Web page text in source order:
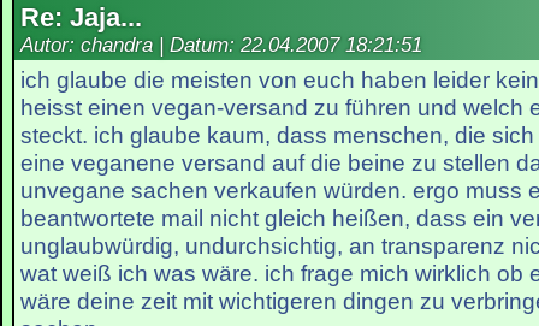
Re: Jaja...
Autor: chandra | Datum: 22.04.2007 18:21:51
ich glaube die meisten von euch haben leider
heisst einen vegan-versand zu führen und welch
steckt. ich glaube kaum, dass menschen, die
eine veganene versand auf die beine zu stellen
unvegane sachen verkaufen würden. ergo muss
beantwortete mail nicht gleich heißen, dass ein
unglaubwürdig, undurchsichtig, an transparenz
wat weiß ich was wäre. ich frage mich wirklich ob
wäre deine zeit mit wichtigeren dingen zu